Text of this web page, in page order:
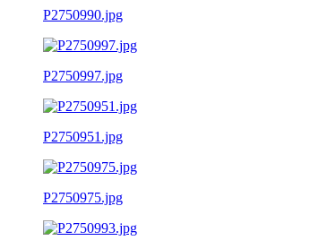
P2750990.jpg
P2750997.jpg
P2750951.jpg
P2750975.jpg